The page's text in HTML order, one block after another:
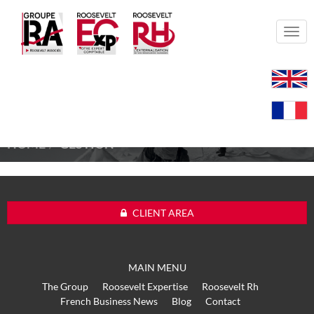
HOME GESTION
CLIENT AREA
MAIN MENU
The Group
Roosevelt Expertise
Roosevelt Rh
French Business News
Blog Contact